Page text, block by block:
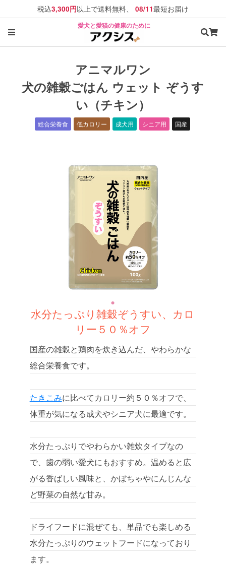
税込3,300円以上で送料無料、 08/11最短お届け
愛犬と愛猫の健康のために
アニマルワン
犬の雑穀ごはん ウェット ぞうす
い（チキン）
総合栄養食 低カロリー 成犬用 シニア用 国産
水分たっぷり雑穀ぞうすい、カロ
リー５０％オフ
国産の雑穀と鶏肉を炊き込んだ、やわらかな
総合栄養食です。
たきこみに比べてカロリー約５０％オフで、
体重が気になる成犬やシニア犬に最適です。
水分たっぷりでやわらかい雑炊タイプなの
で、歯の弱い愛犬にもおすすめ。温めると広
がる香ばしい風味と、かぼちゃやにんじんな
ど野菜の自然な甘み。
ドライフードに混ぜても、単品でも楽しめる
水分たっぷりのウェットフードになっており
ます。